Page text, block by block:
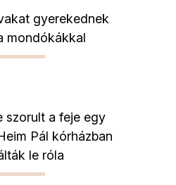
gyerekednek
mondókákkal
szorult a feje egy
Pál kórházban
le róla